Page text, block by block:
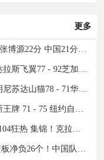
更多
2024年09月10日 U18亚洲杯男篮-陈家政&张博源22分 中国21分大胜约旦夺季军！
2024年09月09日 09月09日WNBA常规赛 达拉斯飞翼77 - 92芝加哥天空 全场集锦
2024年09月09日 09月09日WNBA常规赛 明尼苏达山猫78 - 71华盛顿神秘人 全场集锦
2024年09月09日 WNBA常规赛 拉斯维加斯王牌 71 - 75 纽约自由人 全场集锦
2024年09月09日 WNBA常规赛 梦想100 - 104狂热 集锦！克拉克26分12助
2024年09月08日 U18亚洲杯男篮半决赛-篮板净负26个！中国队不敌新西兰